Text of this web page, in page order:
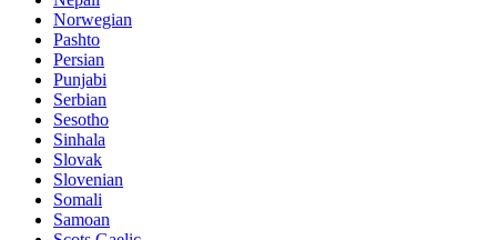
Norwegian
Pashto
Persian
Punjabi
Serbian
Sesotho
Sinhala
Slovak
Slovenian
Somali
Samoan